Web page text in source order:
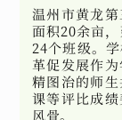
温州市黄龙
面积20余亩
24个班级。
革促发展作
精图治的师
课等评比成
风骨。